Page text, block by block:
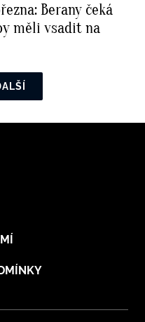
Berany čeká
měli vsadit na